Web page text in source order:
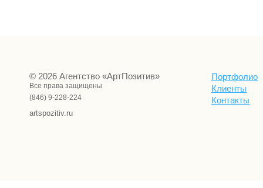
© 2026 Агентство «АртПозитив»
Все права защищены
(846) 9-228-224
artspozitiv.ru
Портфолио
Клиенты
Контакты